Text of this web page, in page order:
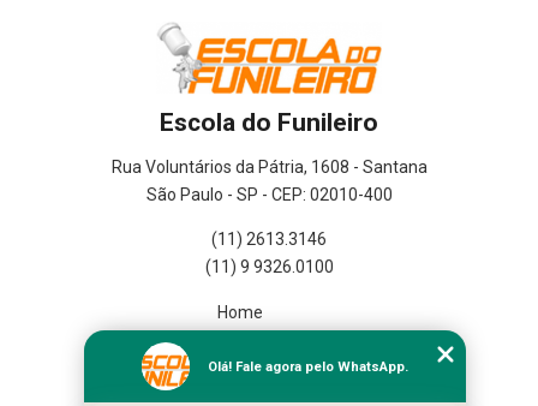
Escola do Funileiro
Rua Voluntários da Pátria, 1608 - Santana
São Paulo - SP - CEP: 02010-400
(11) 2613.3146
(11) 9 9326.0100
Home
Missão
Olá! Fale agora pelo WhatsApp.